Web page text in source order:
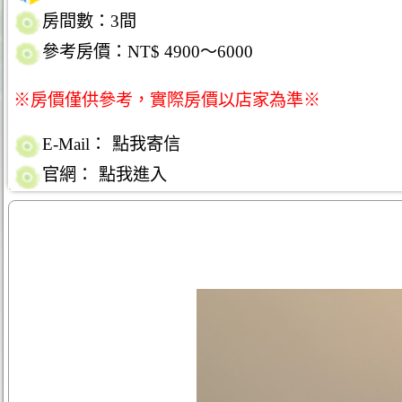
房間數：3間
參考房價：NT$ 4900～6000
※房價僅供參考，實際房價以店家為準※
E-Mail：
點我寄信
官網：
點我進入